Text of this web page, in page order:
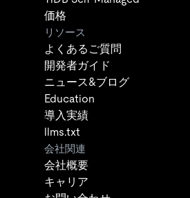
価格
リソース
よくあるご質問
開発者ガイド
ニュース&ブログ
Education
導入実績
llms.txt
会社関連
会社概要
キャリア